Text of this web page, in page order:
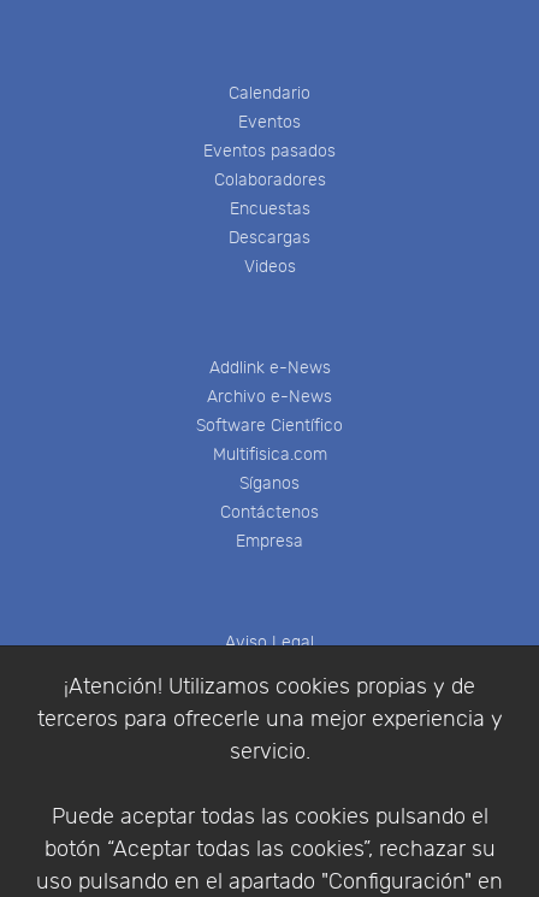
¡Atención! Utilizamos cookies propias y de
terceros para ofrecerle una mejor experiencia y
servicio.
Puede aceptar todas las cookies pulsando el
botón “Aceptar todas las cookies”, rechazar su
uso pulsando en el apartado "Configuración" en
Calendario
Eventos
Eventos pasados
Colaboradores
Encuestas
Descargas
Videos
Addlink e-News
Archivo e-News
Software Científico
Multifisica.com
Síganos
Contáctenos
Empresa
Aviso Legal
Política de Privacidad
Condiciones de compra
Identificarse